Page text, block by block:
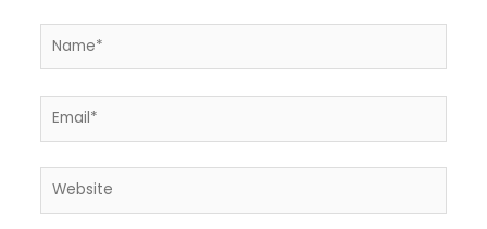
Name*
Email*
Website